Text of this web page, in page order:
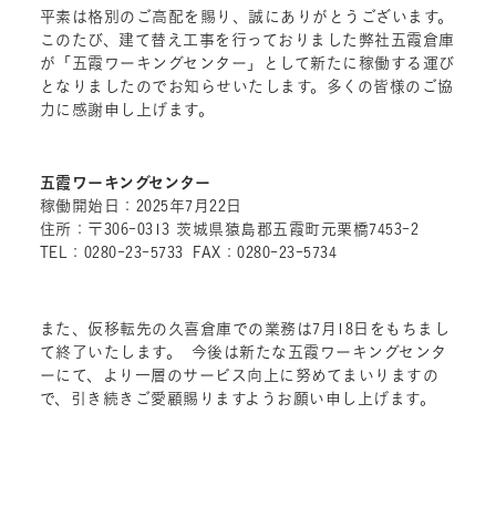
平素は格別のご高配を賜り、誠にありがとうございます。
このたび、建て替え工事を行っておりました弊社五霞倉庫
が「五霞ワーキングセンター」として新たに稼働する運び
となりましたのでお知らせいたします。多くの皆様のご協
力に感謝申し上げます。
五霞ワーキングセンター
稼働開始日：2025年7月22日
住所：〒306-0313 茨城県猿島郡五霞町元栗橋7453-2
TEL：0280-23-5733 FAX：0280-23-5734
また、仮移転先の久喜倉庫での業務は7月18日をもちまし
て終了いたします。 今後は新たな五霞ワーキングセンタ
ーにて、より一層のサービス向上に努めてまいりますの
で、引き続きご愛顧賜りますようお願い申し上げます。